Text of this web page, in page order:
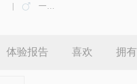
一个
体验报告 喜欢 拥有